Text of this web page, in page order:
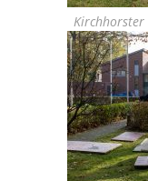
Kirchhorster